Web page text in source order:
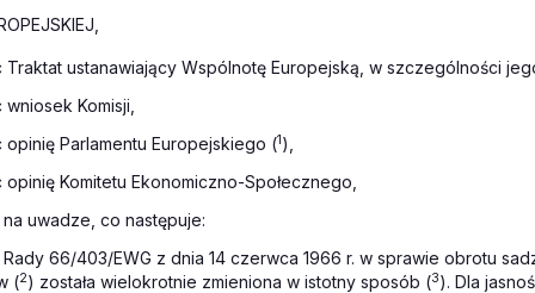
Traktat ustanawiający Wspólnotę Europejską, w szczególności
Komisji,
opinię Parlamentu Europejskiego (1),
Komitetu Ekonomiczno-Społecznego,
uwadze, co następuje:
66/403/EWG z dnia 14 czerwca 1966 r. w sprawie obrotu
(2) została wielokrotnie zmieniona w istotny sposób (3). Dla